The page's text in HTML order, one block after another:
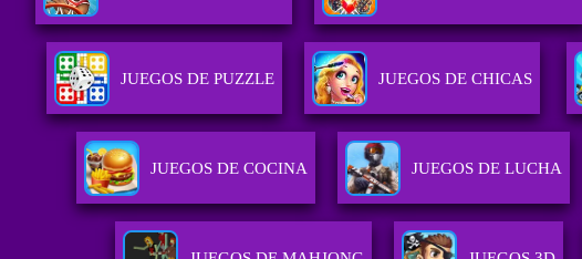
JUEGOS DE PUZZLE JUEGOS DE CHICAS
JUEGOS DE COCINA JUEGOS DE LUCHA